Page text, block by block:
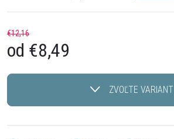
€12,16
od €8,49
cena:
ZVOĽTE VARIANT